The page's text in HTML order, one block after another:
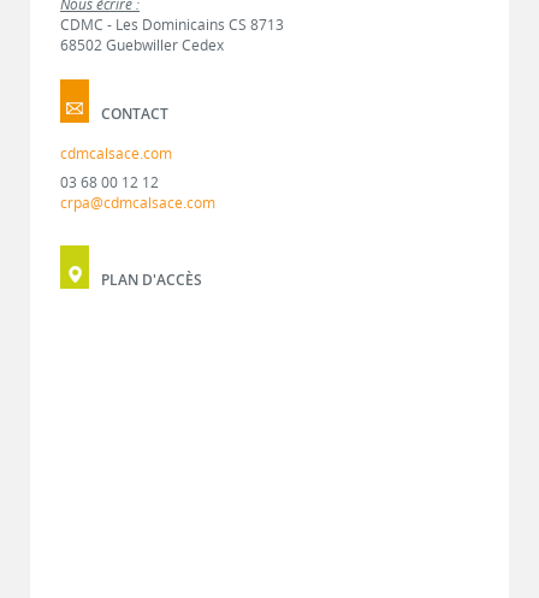
Nous écrire :
CDMC - Les Dominicains CS 8713
68502 Guebwiller Cedex
CONTACT
cdmcalsace.com
03 68 00 12 12
crpa@cdmcalsace.com
PLAN D'ACCÈS